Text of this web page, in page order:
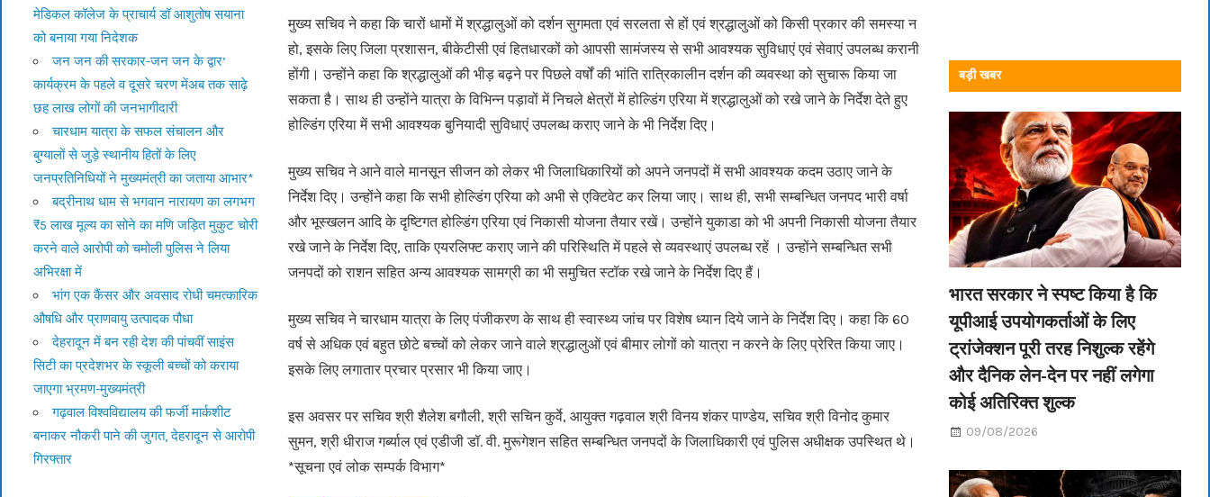
मुख्य सचिव ने कहा कि चारों धामों में श्रद्धालुओं को दर्शन सुगमता एवं सरलता से हों एवं श्रद्धालुओं को किसी प्रकार की समस्या न
हो, इसके लिए जिला प्रशासन, बीकेटीसी एवं हितधारकों को आपसी सामंजस्य से सभी आवश्यक सुविधाएं एवं सेवाएं उपलब्ध करानी
होंगी। उन्होंने कहा कि श्रद्धालुओं की भीड़ बढ़ने पर पिछले वर्षों की भांति रात्रिकालीन दर्शन की व्यवस्था को सुचारू किया जा
सकता है। साथ ही उन्होंने यात्रा के विभिन्न पड़ावों में निचले क्षेत्रों में होल्डिंग एरिया में श्रद्धालुओं को रखे जाने के निर्देश देते हुए
होल्डिंग एरिया में सभी आवश्यक बुनियादी सुविधाएं उपलब्ध कराए जाने के भी निर्देश दिए।
मुख्य सचिव ने आने वाले मानसून सीजन को लेकर भी जिलाधिकारियों को अपने जनपदों में सभी आवश्यक कदम उठाए जाने के
निर्देश दिए। उन्होंने कहा कि सभी होल्डिंग एरिया को अभी से एक्टिवेट कर लिया जाए। साथ ही, सभी सम्बन्धित जनपद भारी वर्षा
और भूस्खलन आदि के दृष्टिगत होल्डिंग एरिया एवं निकासी योजना तैयार रखें। उन्होंने युकाडा को भी अपनी निकासी योजना तैयार
रखे जाने के निर्देश दिए, ताकि एयरलिफ्ट कराए जाने की परिस्थिति में पहले से व्यवस्थाएं उपलब्ध रहें । उन्होंने सम्बन्धित सभी
जनपदों को राशन सहित अन्य आवश्यक सामग्री का भी समुचित स्टॉक रखे जाने के निर्देश दिए हैं।
मुख्य सचिव ने चारधाम यात्रा के लिए पंजीकरण के साथ ही स्वास्थ्य जांच पर विशेष ध्यान दिये जाने के निर्देश दिए। कहा कि 60
वर्ष से अधिक एवं बहुत छोटे बच्चों को लेकर जाने वाले श्रद्धालुओं एवं बीमार लोगों को यात्रा न करने के लिए प्रेरित किया जाए।
इसके लिए लगातार प्रचार प्रसार भी किया जाए।
इस अवसर पर सचिव श्री शैलेश बगौली, श्री सचिन कुर्वे, आयुक्त गढ़वाल श्री विनय शंकर पाण्डेय, सचिव श्री विनोद कुमार
सुमन, श्री धीराज गर्ब्याल एवं एडीजी डॉ. वी. मुरूगेशन सहित सम्बन्धित जनपदों के जिलाधिकारी एवं पुलिस अधीक्षक उपस्थित थे।
*सूचना एवं लोक सम्पर्क विभाग*
मेडिकल कॉलेज के प्राचार्य डॉ आशुतोष सयाना
को बनाया गया निदेशक
जन जन की सरकार-जन जन के द्वार’
कार्यक्रम के पहले व दूसरे चरण मेंअब तक साढ़े
छह लाख लोगों की जनभागीदारी
चारधाम यात्रा के सफल संचालन और
बुग्यालों से जुड़े स्थानीय हितों के लिए
जनप्रतिनिधियों ने मुख्यमंत्री का जताया आभार*
बद्रीनाथ धाम से भगवान नारायण का लगभग
₹5 लाख मूल्य का सोने का मणि जड़ित मुकुट चोरी
करने वाले आरोपी को चमोली पुलिस ने लिया
अभिरक्षा में
भांग एक कैंसर और अवसाद रोधी चमत्कारिक
औषधि और प्राणवायु उत्पादक पौधा
देहरादून में बन रही देश की पांचवीं साइंस
सिटी का प्रदेशभर के स्कूली बच्चों को कराया
जाएगा भ्रमण-मुख्यमंत्री
गढ़वाल विश्वविद्यालय की फर्जी मार्कशीट
बनाकर नौकरी पाने की जुगत, देहरादून से आरोपी
गिरफ्तार
बड़ी खबर
भारत सरकार ने स्पष्ट किया है कि
यूपीआई उपयोगकर्ताओं के लिए
ट्रांजेक्शन पूरी तरह निशुल्क रहेंगे
और दैनिक लेन-देन पर नहीं लगेगा
कोई अतिरिक्त शुल्क
09/08/2026